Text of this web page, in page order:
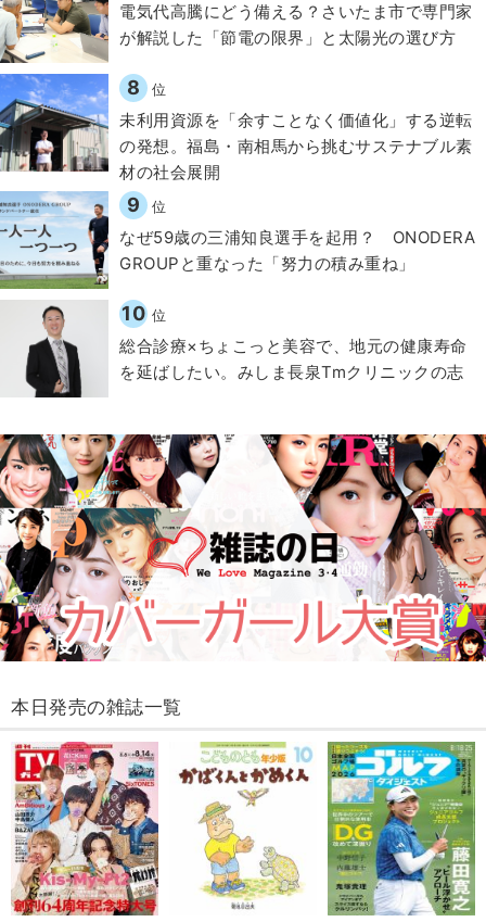
電気代高騰にどう備える？さいたま市で専門家
が解説した「節電の限界」と太陽光の選び方
8 位
​​未利用資源を「余すことなく価値化」する逆転
の発想。福島・南相馬から挑むサステナブル素
材の社会展開​
9 位
なぜ59歳の三浦知良選手を起用？ ONODERA
GROUPと重なった「努力の積み重ね」
10 位
総合診療×ちょこっと美容で、地元の健康寿命
を延ばしたい。みしま長泉Tmクリニックの志
本日発売の雑誌一覧